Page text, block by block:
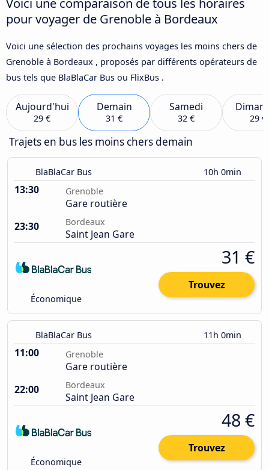
pour voyager de Grenoble à Bordeaux
Voici une sélection des prochains voyages les moins chers de
Grenoble à Bordeaux , proposés par différents opérateurs de
bus tels que BlaBlaCar Bus ou FlixBus .
Aujourd'hui
29 €
Demain
31 €
Samedi
32 € 29 €
Trajets en bus les moins chers demain
BlaBlaCar Bus 10h 0min
13:30 Grenoble
Gare routière
23:30
Bordeaux
Saint Jean Gare
Économique
31 €
Trouvez
BlaBlaCar Bus 11h 0min
11:00 Grenoble
Gare routière
22:00
Bordeaux
Saint Jean Gare
Économique
48 €
Trouvez